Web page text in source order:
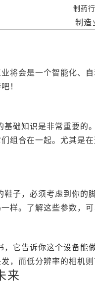
制药
制造
将会是一个智能化、
！
础知识是非常重要
组合在一起。尤其是
子，必须考虑到你
样。了解这些参数，
它告诉你这个设备
，而低分辨率的相机
来